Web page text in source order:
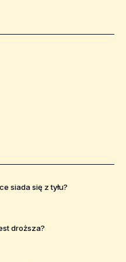
siada się z tyłu?
droższa?